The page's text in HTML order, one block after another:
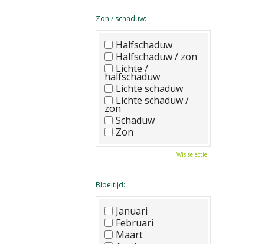
Zon / schaduw:
Halfschaduw
Halfschaduw / zon
Lichte /
halfschaduw
Lichte schaduw
Lichte schaduw /
zon
Schaduw
Zon
Wis selectie
Bloeitijd:
Januari
Februari
Maart